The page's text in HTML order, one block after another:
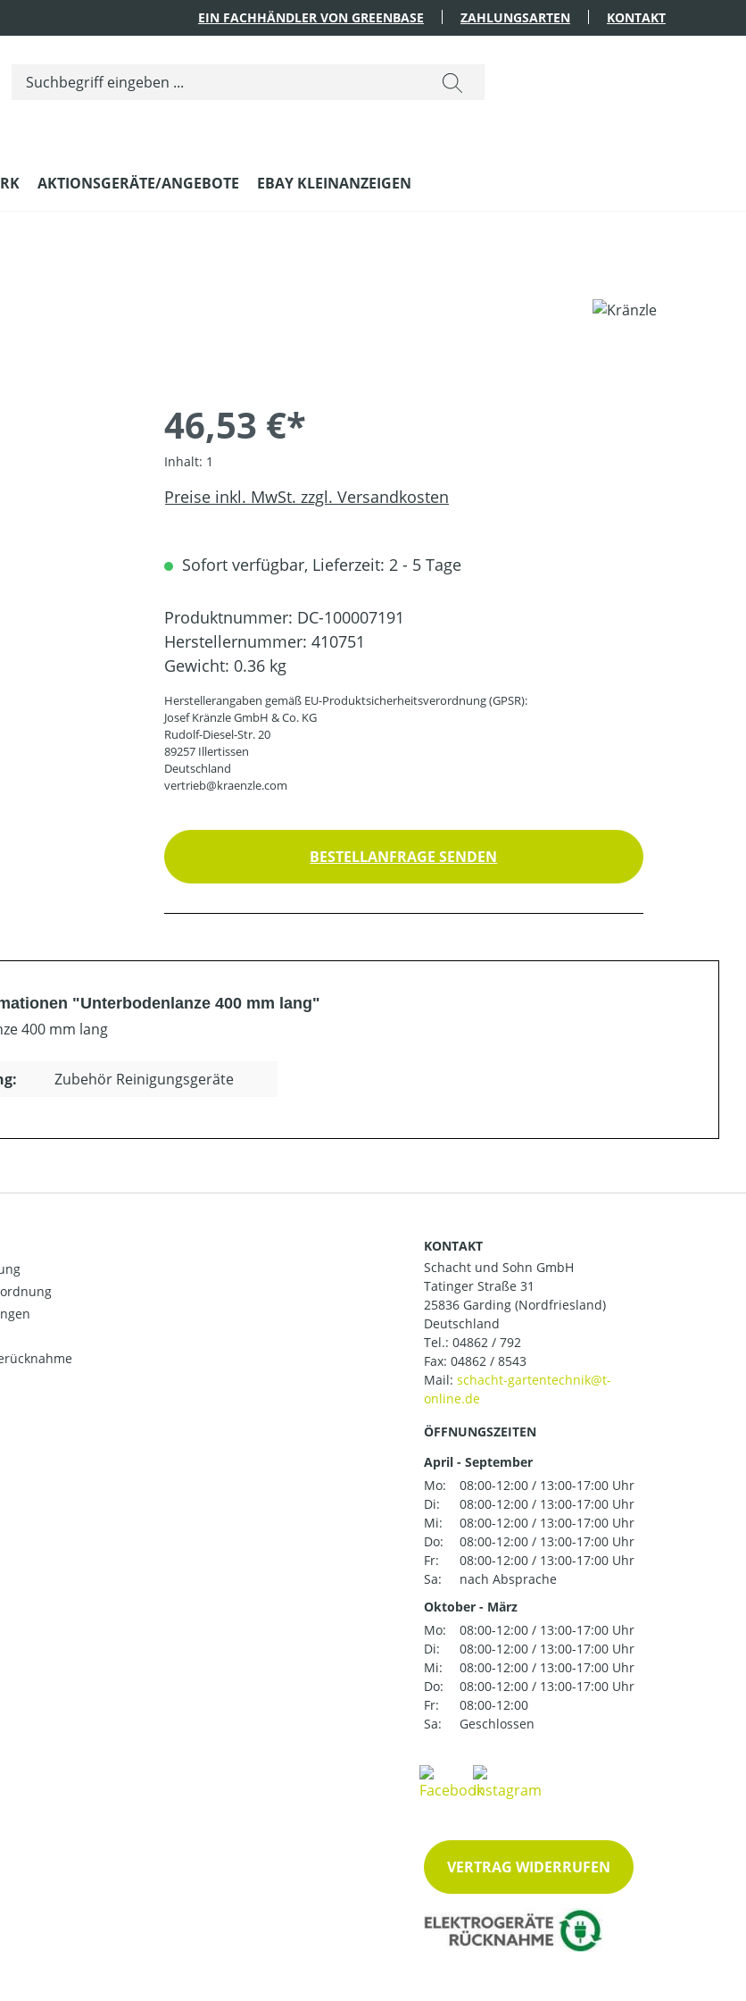
EIN FACHHÄNDLER VON GREENBASE ZAHLUNGSARTEN KONTAKT
AKTIONSGERÄTE/ANGEBOTE EBAY KLEINANZEIGEN
46,53 €*
Inhalt: 1
Preise inkl. MwSt. zzgl. Versandkosten
Sofort verfügbar, Lieferzeit: 2 - 5 Tage
Produktnummer: DC-100007191
Herstellernummer: 410751
Gewicht: 0.36 kg
Herstellerangaben gemäß EU-Produktsicherheitsverordnung (GPSR):
Josef Kränzle GmbH & Co. KG
Rudolf-Diesel-Str. 20
89257 Illertissen
Deutschland
vertrieb@kraenzle.com
BESTELLANFRAGE SENDEN
"Unterbodenlanze 400 mm lang"
400 mm lang
Zubehör Reinigungsgeräte
KONTAKT
Schacht und Sohn GmbH
Tatinger Straße 31
25836 Garding (Nordfriesland)
Deutschland
Tel.: 04862 / 792
Fax: 04862 / 8543
Mail:
ÖFFNUNGSZEITEN
April - September
Mo:
08:00-12:00 / 13:00-17:00 Uhr
Di:
08:00-12:00 / 13:00-17:00 Uhr
Mi:
08:00-12:00 / 13:00-17:00 Uhr
Do:
08:00-12:00 / 13:00-17:00 Uhr
Fr:
08:00-12:00 / 13:00-17:00 Uhr
Sa:
nach Absprache
Oktober - März
Mo:
08:00-12:00 / 13:00-17:00 Uhr
Di:
08:00-12:00 / 13:00-17:00 Uhr
Mi:
08:00-12:00 / 13:00-17:00 Uhr
Do:
08:00-12:00 / 13:00-17:00 Uhr
Fr:
08:00-12:00
Sa:
Geschlossen
VERTRAG WIDERRUFEN